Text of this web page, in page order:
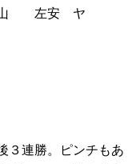
左安 ヤ
３連勝。ピンチもあ